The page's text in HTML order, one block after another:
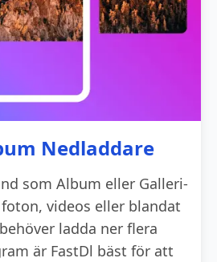
Nedladdare
som Album eller Galleri-
videos eller blandat
ladda ner flera
är FastDl bäst för att